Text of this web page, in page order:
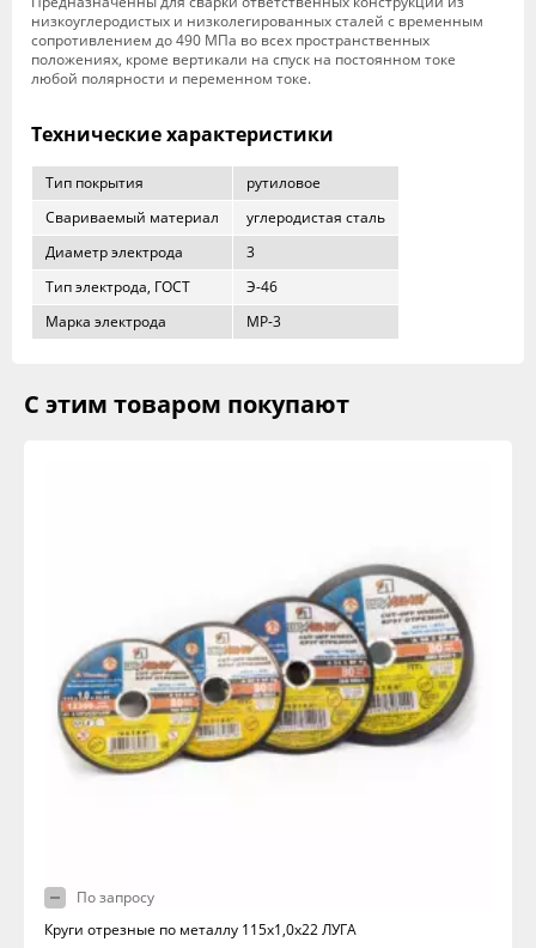
низкоуглеродистых и низколегированных сталей с временным
сопротивлением до 490 МПа во всех пространственных
положениях, кроме вертикали на спуск на постоянном токе
любой полярности и переменном токе.
Технические характеристики
Тип покрытия
рутиловое
Свариваемый материал
углеродистая сталь
Диаметр электрода
3
Тип электрода, ГОСТ
Э-46
Марка электрода
МР-3
С этим товаром покупают
По запросу
Круги отрезные по металлу 115х1,0х22 ЛУГА